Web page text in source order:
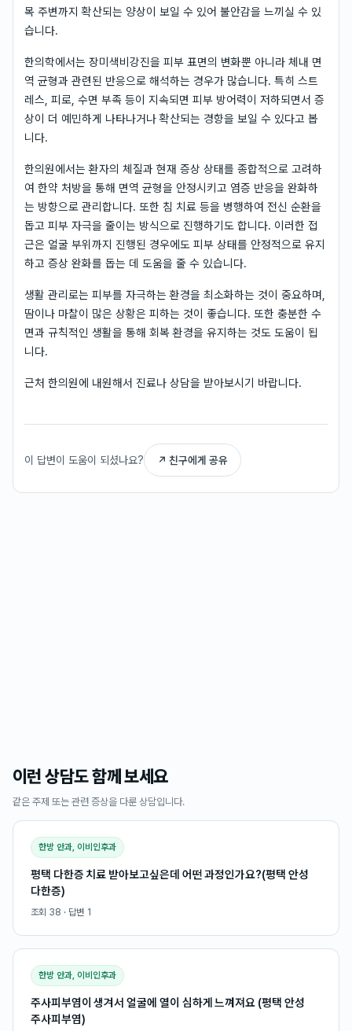
목 주변까지 확산되는 양상이 보일 수 있어 불안감을 느끼실 수 있
습니다.
한의학에서는 장미색비강진을 피부 표면의 변화뿐 아니라 체내 면
역 균형과 관련된 반응으로 해석하는 경우가 많습니다. 특히 스트
레스, 피로, 수면 부족 등이 지속되면 피부 방어력이 저하되면서 증
상이 더 예민하게 나타나거나 확산되는 경향을 보일 수 있다고 봅
니다.
한의원에서는 환자의 체질과 현재 증상 상태를 종합적으로 고려하
여 한약 처방을 통해 면역 균형을 안정시키고 염증 반응을 완화하
는 방향으로 관리합니다. 또한 침 치료 등을 병행하여 전신 순환을
돕고 피부 자극을 줄이는 방식으로 진행하기도 합니다. 이러한 접
근은 얼굴 부위까지 진행된 경우에도 피부 상태를 안정적으로 유지
하고 증상 완화를 돕는 데 도움을 줄 수 있습니다.
생활 관리로는 피부를 자극하는 환경을 최소화하는 것이 중요하며,
땀이나 마찰이 많은 상황은 피하는 것이 좋습니다. 또한 충분한 수
면과 규칙적인 생활을 통해 회복 환경을 유지하는 것도 도움이 됩
니다.
근처 한의원에 내원해서 진료나 상담을 받아보시기 바랍니다.
이 답변이 도움이 되셨나요? ↗ 친구에게 공유
이런 상담도 함께 보세요
같은 주제 또는 관련 증상을 다룬 상담입니다.
한방 안과, 이비인후과
평택 다한증 치료 받아보고싶은데 어떤 과정인가요?(평택 안성
다한증)
조회 38 · 답변 1
한방 안과, 이비인후과
주사피부염이 생겨서 얼굴에 열이 심하게 느껴져요 (평택 안성
주사피부염)